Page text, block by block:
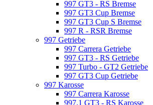
997 GT3 - RS Bremse
997 GT3 Cup Bremse
997 GT3 Cup S Bremse
997 R - RSR Bremse
997 Getriebe
997 Carrera Getriebe
997 GT3 - RS Getriebe
997 Turbo - GT2 Getriebe
997 GT3 Cup Getriebe
997 Karosse
997 Carrera Karosse
997.1 GT3 - RS Karosse